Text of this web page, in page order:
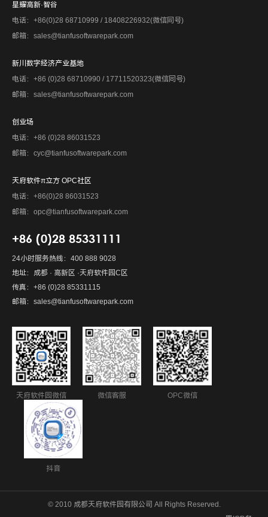
星耀高新·智谷
电话：+86(0)28 68710999 / 18408226932(微信同号)
邮箱：sales@tianfusoftwarepark.com
新川数字经济产业基地
电话：+86 (0)28 68710990 / 17711520323(微信同号)
邮箱：sales@tianfusoftwarepark.com
创业场
电话：+86 (0)28 86031523
邮箱：cyc@tianfusoftwarepark.com
天府软件π立方 OPC社区
电话：+86(0)28 86031523
邮箱：opc@tianfusoftwarepark.com
+86 (0)28 85331111
24小时服务热线：400 888 9028
地址：成都 · 高新区 ·天府软件园C区
传真：+86 (0)28 85331115
邮箱：sales@tianfusoftwarepark.com
天府软件园微信 微信客服 OPC微信
抖音
© 2010 成都天府软件园有限公司 All Rights Reserved.